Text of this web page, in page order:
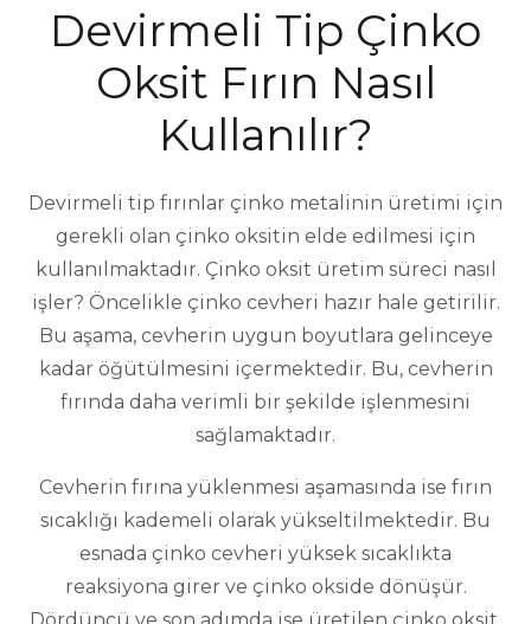
Devirmeli Tip Çinko
Oksit Fırın Nasıl
Kullanılır?
Devirmeli tip fırınlar çinko metalinin üretimi için
gerekli olan çinko oksitin elde edilmesi için
kullanılmaktadır. Çinko oksit üretim süreci nasıl
işler? Öncelikle çinko cevheri hazır hale getirilir.
Bu aşama, cevherin uygun boyutlara gelinceye
kadar öğütülmesini içermektedir. Bu, cevherin
fırında daha verimli bir şekilde işlenmesini
sağlamaktadır.
Cevherin fırına yüklenmesi aşamasında ise fırın
sıcaklığı kademeli olarak yükseltilmektedir. Bu
esnada çinko cevheri yüksek sıcaklıkta
reaksiyona girer ve çinko okside dönüşür.